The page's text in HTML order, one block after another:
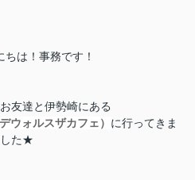
ちは！事務です！
友達と伊勢崎にある
ウォルスザカフェ） に行ってきま
した★